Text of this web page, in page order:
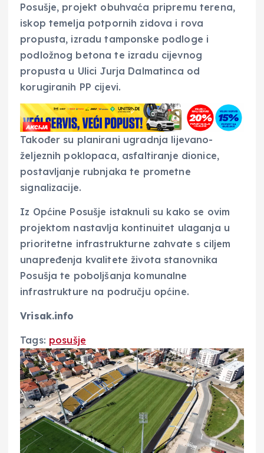
Posušje, projekt obuhvaća pripremu terena,
iskop temelja potpornih zidova i rova
propusta, izradu tamponske podloge i
podložnog betona te izradu cijevnog
propusta u Ulici Jurja Dalmatinca od
korugiranih PP cijevi.
Također su planirani ugradnja lijevano-
željeznih poklopaca, asfaltiranje dionice,
postavljanje rubnjaka te prometne
signalizacije.
Iz Općine Posušje istaknuli su kako se ovim
projektom nastavlja kontinuitet ulaganja u
prioritetne infrastrukturne zahvate s ciljem
unapređenja kvalitete života stanovnika
Posušja te poboljšanja komunalne
infrastrukture na području općine.
Vrisak.info
Tags: posušje